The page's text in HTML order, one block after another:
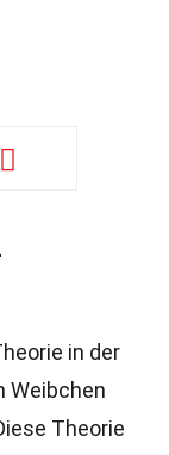
in der
Weibchen
Theorie